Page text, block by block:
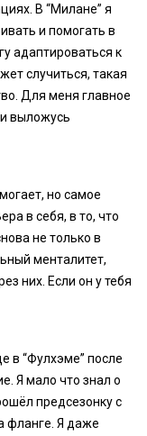
В “Милане” я
и помогать в
адаптироваться к
случиться, такая
Для меня главное
выложусь
но самое
в себя, в то, что
не только в
менталитет,
них. Если он у тебя
в “Фулхэме” после
Я мало что знал о
предсезонку с
фланге. Я даже